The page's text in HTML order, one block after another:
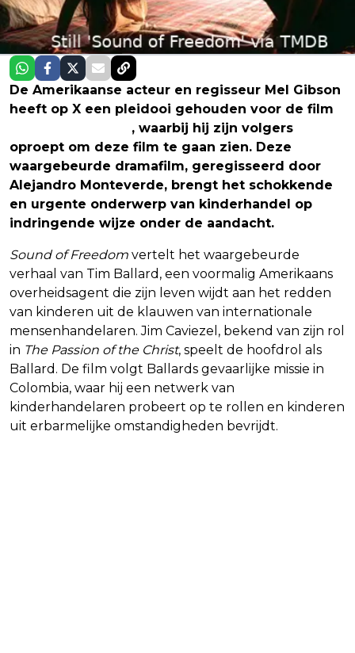
De Amerikaanse acteur en regisseur Mel Gibson
heeft op X een pleidooi gehouden voor de film
, waarbij hij zijn volgers
oproept om deze film te gaan zien. Deze
waargebeurde dramafilm, geregisseerd door
Alejandro Monteverde, brengt het schokkende
en urgente onderwerp van kinderhandel op
indringende wijze onder de aandacht.
Sound of Freedom vertelt het waargebeurde
verhaal van Tim Ballard, een voormalig Amerikaans
overheidsagent die zijn leven wijdt aan het redden
van kinderen uit de klauwen van internationale
mensenhandelaren. Jim Caviezel, bekend van zijn rol
in The Passion of the Christ, speelt de hoofdrol als
Ballard. De film volgt Ballards gevaarlijke missie in
Colombia, waar hij een netwerk van
kinderhandelaren probeert op te rollen en kinderen
uit erbarmelijke omstandigheden bevrijdt.